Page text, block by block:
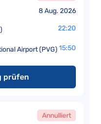
8 Aug. 2026
22:20
Airport (PVG) 15:50
prüfen
Annulliert